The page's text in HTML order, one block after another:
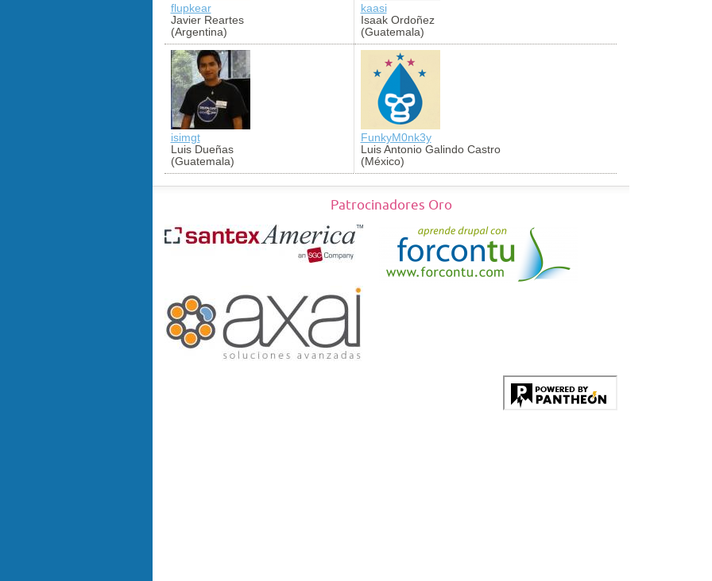
flupkear
Javier Reartes
(Argentina)
kaasi
Isaak Ordoñez
(Guatemala)
isimgt
Luis Dueñas
(Guatemala)
FunkyM0nk3y
Luis Antonio Galindo Castro
(México)
Patrocinadores Oro